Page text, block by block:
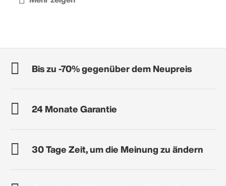
Bis zu -70% gegenüber dem Neupreis
24 Monate Garantie
30 Tage Zeit, um die Meinung zu ändern